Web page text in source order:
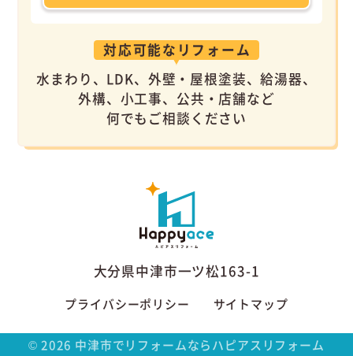
対応可能なリフォーム
水まわり、LDK、外壁・屋根塗装、給湯器、
外構、小工事、公共・店舗など
何でもご相談ください
大分県中津市一ツ松163-1
プライバシーポリシー サイトマップ
© 2026 中津市でリフォームならハピアスリフォーム